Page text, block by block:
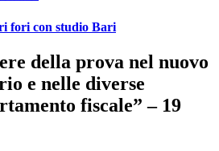
fori con studio Bari
della prova nel nuovo
e nelle diverse
fiscale” – 19